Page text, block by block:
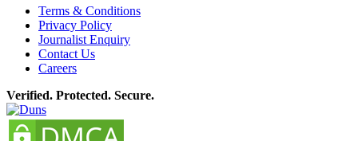
Terms & Conditions
Privacy Policy
Journalist Enquiry
Contact Us
Careers
Verified. Protected. Secure.